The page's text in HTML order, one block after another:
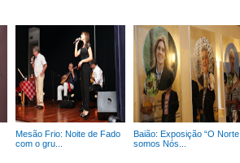
Mesão Frio: Noite de Fado
com o gru...
Baião: Exposição “O Norte
somos Nós...